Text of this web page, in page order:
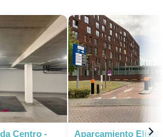
Centro -
Aparcamiento